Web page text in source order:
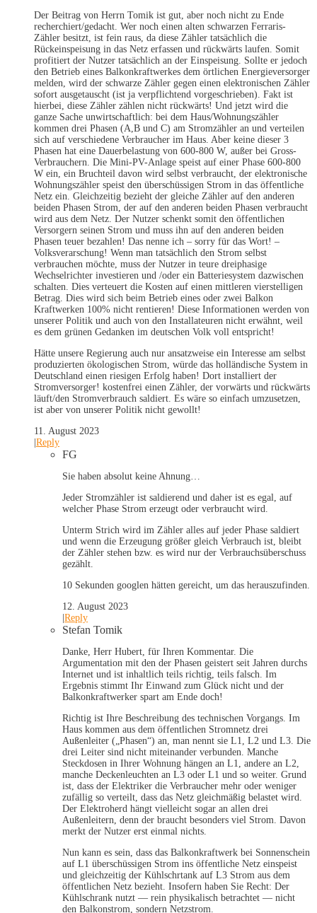
Der Beitrag von Herrn Tomik ist gut, aber noch nicht zu Ende
recherchiert/gedacht. Wer noch einen alten schwarzen Ferraris-
Zähler besitzt, ist fein raus, da diese Zähler tatsächlich die
Rückeinspeisung in das Netz erfassen und rückwärts laufen. Somit
profitiert der Nutzer tatsächlich an der Einspeisung. Sollte er jedoch
den Betrieb eines Balkonkraftwerkes dem örtlichen Energieversorger
melden, wird der schwarze Zähler gegen einen elektronischen Zähler
sofort ausgetauscht (ist ja verpflichtend vorgeschrieben). Fakt ist
hierbei, diese Zähler zählen nicht rückwärts! Und jetzt wird die
ganze Sache unwirtschaftlich: bei dem Haus/Wohnungszähler
kommen drei Phasen (A,B und C) am Stromzähler an und verteilen
sich auf verschiedene Verbraucher im Haus. Aber keine dieser 3
Phasen hat eine Dauerbelastung von 600-800 W, außer bei Gross-
Verbrauchern. Die Mini-PV-Anlage speist auf einer Phase 600-800
W ein, ein Bruchteil davon wird selbst verbraucht, der elektronische
Wohnungszähler speist den überschüssigen Strom in das öffentliche
Netz ein. Gleichzeitig bezieht der gleiche Zähler auf den anderen
beiden Phasen Strom, der auf den anderen beiden Phasen verbraucht
wird aus dem Netz. Der Nutzer schenkt somit den öffentlichen
Versorgern seinen Strom und muss ihn auf den anderen beiden
Phasen teuer bezahlen! Das nenne ich – sorry für das Wort! –
Volksverarschung! Wenn man tatsächlich den Strom selbst
verbrauchen möchte, muss der Nutzer in teure dreiphasige
Wechselrichter investieren und /oder ein Batteriesystem dazwischen
schalten. Dies verteuert die Kosten auf einen mittleren vierstelligen
Betrag. Dies wird sich beim Betrieb eines oder zwei Balkon
Kraftwerken 100% nicht rentieren! Diese Informationen werden von
unserer Politik und auch von den Installateuren nicht erwähnt, weil
es dem grünen Gedanken im deutschen Volk voll entspricht!
Hätte unsere Regierung auch nur ansatzweise ein Interesse am selbst
produzierten ökologischen Strom, würde das holländische System in
Deutschland einen riesigen Erfolg haben! Dort installiert der
Stromversorger! kostenfrei einen Zähler, der vorwärts und rückwärts
läuft/den Stromverbrauch saldiert. Es wäre so einfach umzusetzen,
ist aber von unserer Politik nicht gewollt!
11. August 2023
Reply
FG
Sie haben absolut keine Ahnung…
Jeder Stromzähler ist saldierend und daher ist es egal, auf
welcher Phase Strom erzeugt oder verbraucht wird.
Unterm Strich wird im Zähler alles auf jeder Phase saldiert
und wenn die Erzeugung größer gleich Verbrauch ist, bleibt
der Zähler stehen bzw. es wird nur der Verbrauchsüberschuss
gezählt.
10 Sekunden googlen hätten gereicht, um das herauszufinden.
12. August 2023
Reply
Stefan Tomik
Danke, Herr Hubert, für Ihren Kommentar. Die
Argumentation mit den der Phasen geistert seit Jahren durchs
Internet und ist inhaltlich teils richtig, teils falsch. Im
Ergebnis stimmt Ihr Einwand zum Glück nicht und der
Balkonkraftwerker spart am Ende doch!
Richtig ist Ihre Beschreibung des technischen Vorgangs. Im
Haus kommen aus dem öffentlichen Stromnetz drei
Außenleiter („Phasen“) an, man nennt sie L1, L2 und L3. Die
drei Leiter sind nicht miteinander verbunden. Manche
Steckdosen in Ihrer Wohnung hängen an L1, andere an L2,
manche Deckenleuchten an L3 oder L1 und so weiter. Grund
ist, dass der Elektriker die Verbraucher mehr oder weniger
zufällig so verteilt, dass das Netz gleichmäßig belastet wird.
Der Elektroherd hängt vielleicht sogar an allen drei
Außenleitern, denn der braucht besonders viel Strom. Davon
merkt der Nutzer erst einmal nichts.
Nun kann es sein, dass das Balkonkraftwerk bei Sonnenschein
auf L1 überschüssigen Strom ins öffentliche Netz einspeist
und gleichzeitig der Kühlschrtank auf L3 Strom aus dem
öffentlichen Netz bezieht. Insofern haben Sie Recht: Der
Kühlschrank nutzt — rein physikalisch betrachtet — nicht
den Balkonstrom, sondern Netzstrom.